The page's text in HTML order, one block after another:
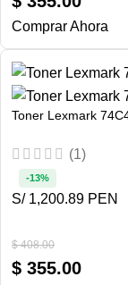
Comprar Ahora
Toner Lexmark
(1)
$408.00
$ 355.00
-13%
S/ 1,200.89 PEN